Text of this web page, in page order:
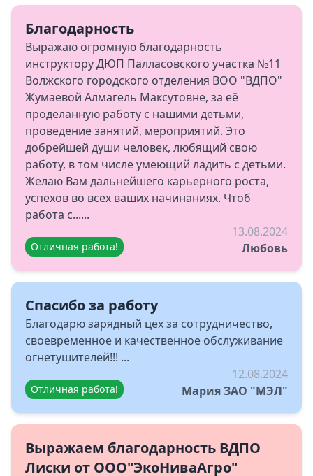
Благодарность
Выражаю огромную благодарность
инструктору ДЮП Палласовского участка №11
Волжского городского отделения ВОО "ВДПО"
Жумаевой Алмагель Максутовне, за её
проделанную работу с нашими детьми,
проведение занятий, мероприятий. Это
добрейшей души человек, любящий свою
работу, в том числе умеющий ладить с детьми.
Желаю Вам дальнейшего карьерного роста,
успехов во всех ваших начинаниях. Чтоб
работа с......
Отличная работа!
13.08.2024
Любовь
Спасибо за работу
Благодарю зарядный цех за сотрудничество,
своевременное и качественное обслуживание
огнетушителей!!! ...
Отличная работа!
12.08.2024
Мария ЗАО "МЭЛ"
Выражаем благодарность ВДПО
Лиски от ООО"ЭкоНиваАгро"